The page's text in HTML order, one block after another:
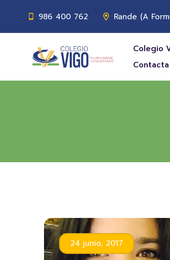
986 400 762 Rande (A
Colegio
Contacta
24 junio, 2017